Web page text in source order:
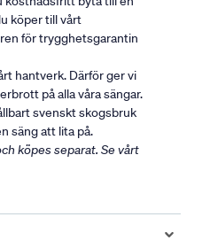
köper till vårt
för trygghetsgarantin
hantverk. Därför ger vi
på alla våra sängar.
svenskt skogsbruk
säng att lita på.
köpes separat. Se vårt